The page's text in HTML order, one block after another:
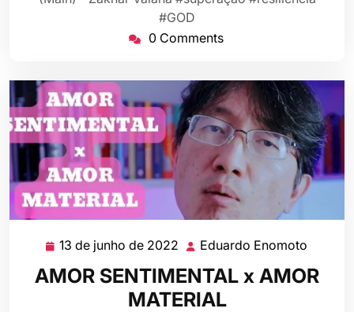
#GOD
0 Comments
13 de junho de 2022 13
de
junho
de
Eduardo Enomoto
AMOR SENTIMENTAL x AMOR
MATERIAL